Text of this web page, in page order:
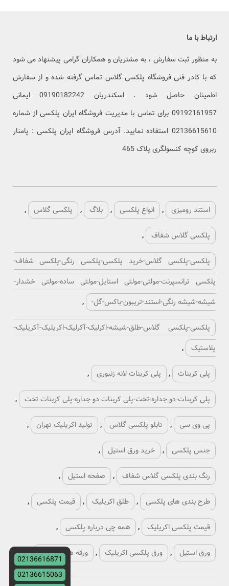
02136616871
02136615063
ارتباط با ما
به منظور ثبت سفارش ، به مشتریان و همکاران گرامی پیشنهاد می شود
که با کادر فنی فروشگاه پلکسی گلاس تماس گرفته شده و از سفارش
اطمینان حاصل شود . اسکندریان 09190182242 ایمانی
09192161957 برای تماس با مدیریت فروشگاه ایران پلکسی از شماره
02136615610 استفاده نمایید. آدرس فروشگاه ایران پلکسی : پامنار
ربروی کوچه کنسولگری پلاک 465
استند رومیزی , انواع پلکسی , بلاگ , پلکسی گلاس ,
پلکسی گلاس شفاف ,
پلکسی-پلکسی گلاس-خرید پلکسی-پلکسی رنگی-پلکسی شفاف-
پلکسی ترانسپرنت-مولتی-مولتی استایل-مولتی ساده-مولتی خشدار-
شیشه-شیشه رنگی-استند-تریبون-باکس-گل-
,
پلکسی-پلکسی گلاس-طلق-شیشه-اکرلیک-آکرلیک-اکریلیک-آکریلیک-
پلاستیک
,
پلی کربنات , پلی کربنات لانه زنبوری ,
پلی کربنات-دو جداره-تخت-پلی کربنات دو جداره-پلی کربنات تخت ,
پی وی سی , تابلو پلکسی گلاس , تولید اکریلیک تهران ,
جنس پلکسی , خرید ورق استیل ,
رنگ بندی پلکسی گلاس شفاف , صفحه استیل ,
طرح بندی های پلکسی , طلق اکریلیک , قیمت پلکسی ,
قیمت پلکسی اکریلیک , همه چی درباره پلکسی ,
ورق استیل , ورق پلکسی اکریلیک , ورقه های پلکسی ,